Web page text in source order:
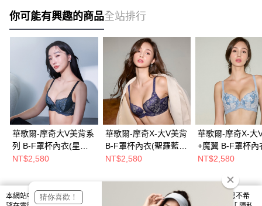
你可能有興趣的商品全站排行
華歌爾-摩奇大V美背系
列 B-F罩杯內衣(星空
黑) ZB4640BM
NT$2,580
華歌爾-摩奇X-大V美背
B-F罩杯內衣(聖羅藍)
ZB4389NC
NT$2,580
華歌爾-摩奇X-大
+魔翼 B-F罩杯內
膚水) ZB4322CD
NT$2,580
熱門標籤
本網站中使用 cookie，欲查詢有關本網站使用 cookie 方式之詳情，及若您不希